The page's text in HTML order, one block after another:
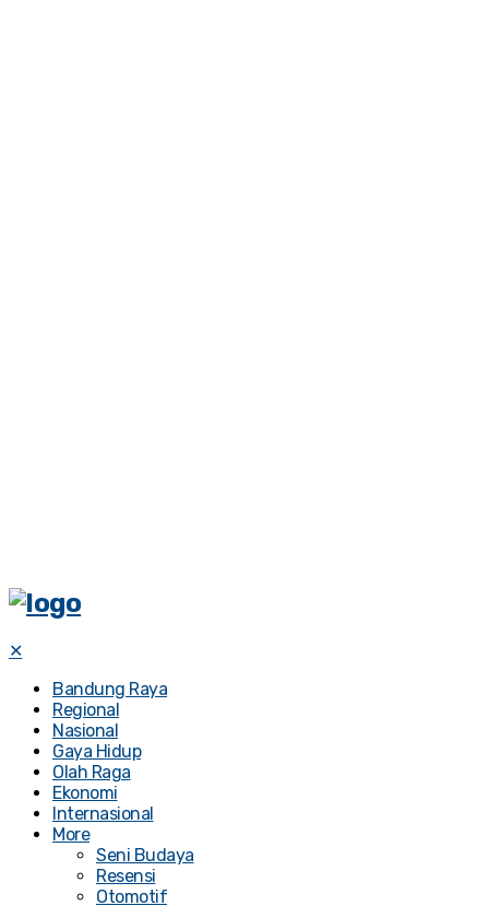
✕
Bandung Raya
Regional
Nasional
Gaya Hidup
Olah Raga
Ekonomi
Internasional
More
Seni Budaya
Resensi
Otomotif